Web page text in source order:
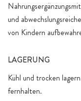
und
von Kindern
LAGERUNG
Kühl und trocken
fernhalten.